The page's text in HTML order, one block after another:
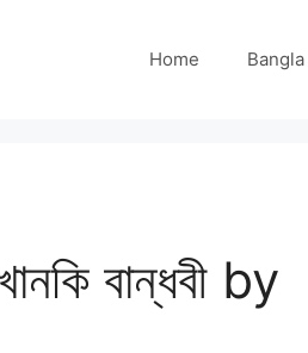
Home Bangla
বান্ধবী by